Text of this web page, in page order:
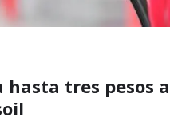
tres pesos a